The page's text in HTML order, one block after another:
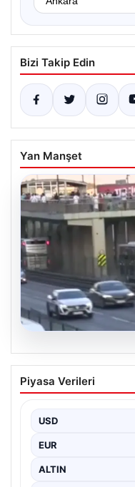
Bizi Takip Edin
Yan Manşet
04.08.2026
Yola düştü,
durumu kritik
Piyasa Verileri
USD
EUR
ALTIN